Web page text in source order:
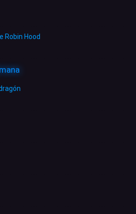
Robin Hood